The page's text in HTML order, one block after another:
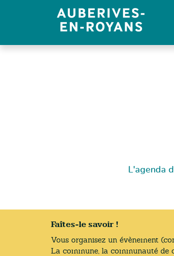
L'agenda
Faîtes-le savoir !
Vous organisez un évènement
La commune, la communauté
Panneau de gestion des cookies